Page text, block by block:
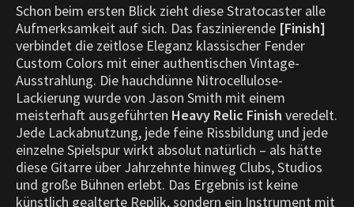
Schon beim ersten Blick zieht diese Stratocaster alle
Aufmerksamkeit auf sich. Das faszinierende [Finish]
verbindet die zeitlose Eleganz klassischer Fender
Custom Colors mit einer authentischen Vintage-
Ausstrahlung. Die hauchdünne Nitrocellulose-
Lackierung wurde von Jason Smith mit einem
meisterhaft ausgeführten Heavy Relic Finish veredelt.
Jede Lackabnutzung, jede feine Rissbildung und jede
einzelne Spielspur wirkt absolut natürlich – als hätte
diese Gitarre über Jahrzehnte hinweg Clubs, Studios
und große Bühnen erlebt. Das Ergebnis ist keine
künstlich gealterte Replik, sondern ein Instrument mit